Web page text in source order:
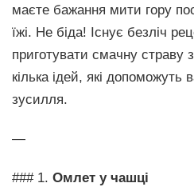
маєте бажання мити гору
їжі. Не біда! Існує безліч
приготувати смачну страву
кілька ідей, які допоможуть
зусилля.
—
### 1. Омлет у чашці